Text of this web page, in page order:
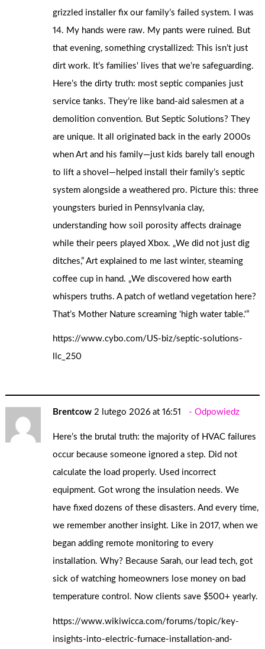
grizzled installer fix our family’s failed system. I was
14. My hands were raw. My pants were ruined. But
that evening, something crystallized: This isn’t just
dirt work. It’s families' lives that we’re safeguarding.
Here’s the dirty truth: most septic companies just
service tanks. They’re like band-aid salesmen at a
demolition convention. But Septic Solutions? They
are unique. It all originated back in the early 2000s
when Art and his family—just kids barely tall enough
to lift a shovel—helped install their family’s septic
system alongside a weathered pro. Picture this: three
youngsters buried in Pennsylvania clay,
understanding how soil porosity affects drainage
while their peers played Xbox. „We did not just dig
ditches,” Art explained to me last winter, steaming
coffee cup in hand. „We discovered how earth
whispers truths. A patch of wetland vegetation here?
That’s Mother Nature screaming 'high water table.'”
https://www.cybo.com/US-biz/septic-solutions-
llc_250
Brentcow 2 lutego 2026 at 16:51 Odpowiedz
Here’s the brutal truth: the majority of HVAC failures
occur because someone ignored a step. Did not
calculate the load properly. Used incorrect
equipment. Got wrong the insulation needs. We
have fixed dozens of these disasters. And every time,
we remember another insight. Like in 2017, when we
began adding remote monitoring to every
installation. Why? Because Sarah, our lead tech, got
sick of watching homeowners lose money on bad
temperature control. Now clients save $500+ yearly.
https://www.wikiwicca.com/forums/topic/key-
insights-into-electric-furnace-installation-and-